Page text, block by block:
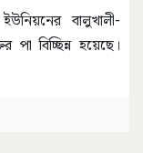
বালুখালী-
পা বিচ্ছিন্ন হয়েছে।